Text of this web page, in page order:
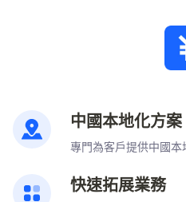
中國本地化方案
專門為客戶提供中國
快速拓展業務